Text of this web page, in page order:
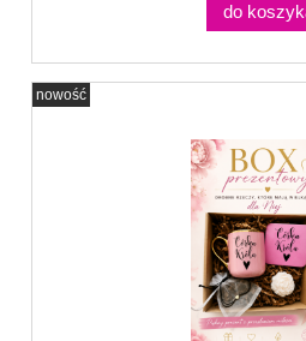
do
nowość